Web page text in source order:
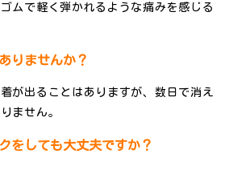
ムで軽く弾かれるような痛みを感じる
りませんか？
が出ることはありますが、数日で消え
ません。
をしても大丈夫ですか？